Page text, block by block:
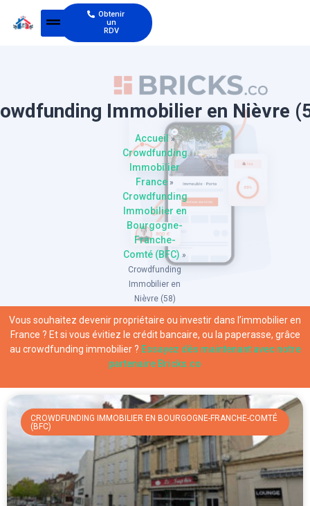
Obtenir
un
RDV
Immobilier en Nièvre
Accueil»
Crowdfunding
Immobilier
France »
Crowdfunding
Immobilier en
Bourgogne-
Franche-
Comté (BFC) »
Crowdfunding
Immobilier en
Nièvre (58)
Vous souhaitez devenir propriétaire ou investir dans l’immobilier en
France ? Et si vous évitiez le crédit bancaire, ou la paperasse, grâce
au crowdfunding immobilier ? Essayez dès maintenant avec notre
partenaire Bricks.co
CROWDFUNDING IMMOBILIER EN BOURGOGNE-FRANCHE-COMTÉ
(BFC)